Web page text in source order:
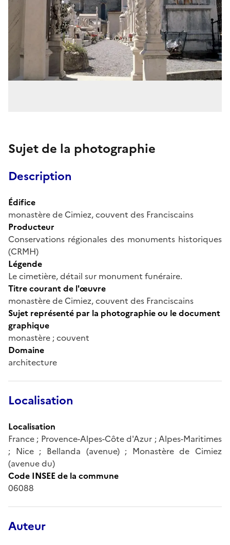
Sujet de la photographie
Description
Édifice
monastère de Cimiez, couvent des Franciscains
Producteur
Conservations régionales des monuments historiques
(CRMH)
Légende
Le cimetière, détail sur monument funéraire.
Titre courant de l'œuvre
monastère de Cimiez, couvent des Franciscains
Sujet représenté par la photographie ou le document
graphique
monastère ; couvent
Domaine
architecture
Localisation
Localisation
France ; Provence-Alpes-Côte d'Azur ; Alpes-Maritimes
; Nice ; Bellanda (avenue) ; Monastère de Cimiez
(avenue du)
Code INSEE de la commune
06088
Auteur